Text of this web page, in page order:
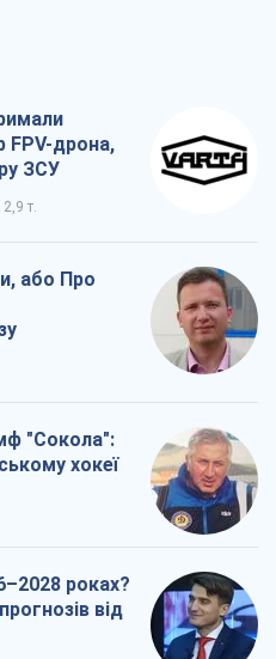
FPV-дрона,
ЗСУ
2,9 т.
або Про
"Сокола":
хокеї
роках?
від